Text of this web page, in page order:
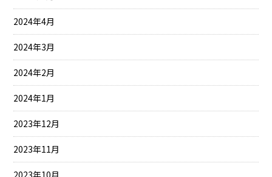
2024年4月
2024年3月
2024年2月
2024年1月
2023年12月
2023年11月
2023年10月